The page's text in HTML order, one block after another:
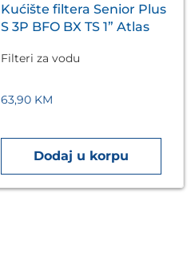
Kućište filtera Senior Plus
S 3P BFO BX TS 1” Atlas
Filteri za vodu
63,90 KM
Dodaj u korpu